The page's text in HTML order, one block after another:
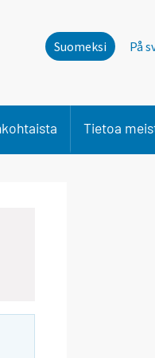
Suomeksi På
Tietoa